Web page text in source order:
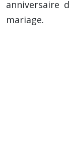
anniversaire
mariage.